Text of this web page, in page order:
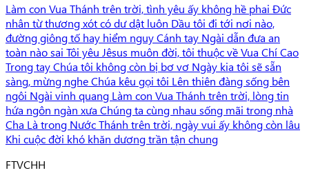
Làm con Vua Thánh trên trời, tình yêu ấy không hề phai Đức
nhân từ thương xót có dư dật luôn Dầu tôi đi tới nơi nào,
đường giông tố hay hiểm nguy Cánh tay Ngài dẫn đưa an
toàn nào sai Tôi yêu Jêsus muôn đời, tôi thuộc về Vua Chí Cao
Trong tay Chúa tôi không còn bị bơ vơ Ngày kia tôi sẽ sẵn
sàng, mừng nghe Chúa kêu gọi tôi Lên thiên đàng sống bên
ngôi Ngài vinh quang Làm con Vua Thánh trên trời, lòng tin
hứa ngôn ngàn xưa Chúng ta cùng nhau sống mãi trong nhà
Cha Là trong Nước Thánh trên trời, ngày vui ấy không còn lâu
Khi cuộc đời khó khăn dương trần tận chung
FTVCHH